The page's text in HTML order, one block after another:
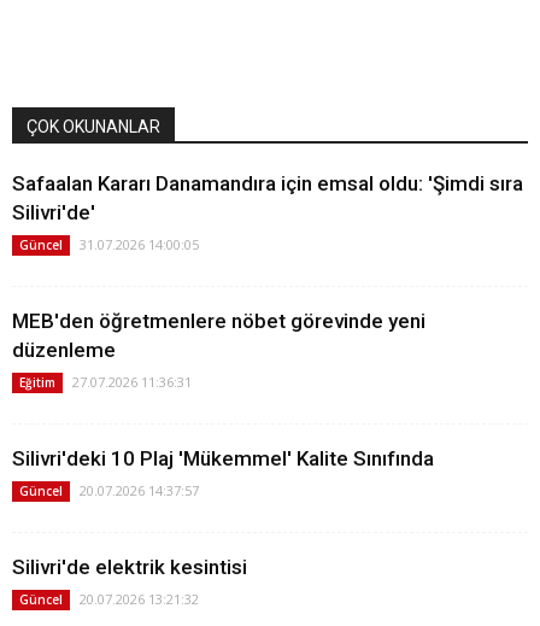
ÇOK OKUNANLAR
Safaalan Kararı Danamandıra için emsal oldu: 'Şimdi sıra
Silivri'de'
Güncel 31.07.2026 14:00:05
MEB'den öğretmenlere nöbet görevinde yeni
düzenleme
Eğitim 27.07.2026 11:36:31
Silivri'deki 10 Plaj 'Mükemmel' Kalite Sınıfında
Güncel 20.07.2026 14:37:57
Silivri'de elektrik kesintisi
Güncel 20.07.2026 13:21:32